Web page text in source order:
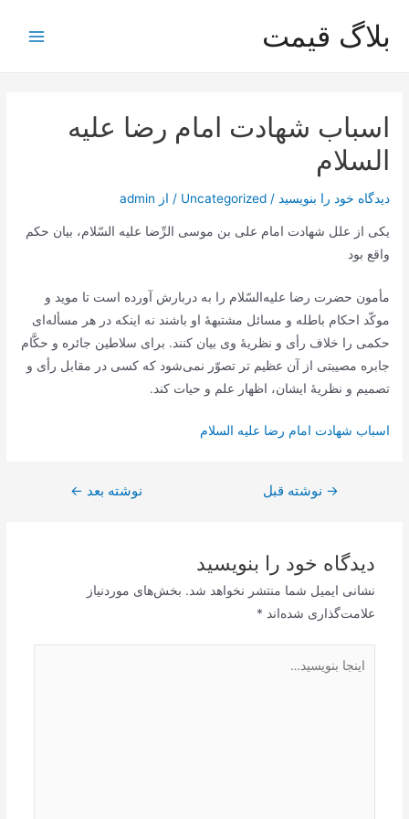
محتوا
بلاگ قیمت
اسباب شهادت امام رضا علیه
السلام
دیدگاه‌ خود را بنویسید /
Uncategorized / از admin
یكی‌ از علل‌ شهادت‌ امام‌ علی‌ بن‌ موسی‌ الرِّضا علیه ‌السّلام، بیان‌ حكم‌
واقع‌ بود
مأمون‌ حضرت‌ رضا علیه‌السّلام را به‌ دربارش‌ آورده‌ است‌ تا موید و
موكّد احكام‌ باطله‌ و مسائل‌ مشتبهۀ او باشند نه‌ اینكه‌ در هر مسأله‌ای‌
حكمی‌ را خلاف‌ رأی‌ و نظریۀ وی‌ بیان‌ كنند. برای‌ سلاطین‌ جائره‌ و حكَّام‌
جابره‌ مصیبتی‌ از آن‌ عظیم تر تصوّر نمی‌شود كه‌ كسی‌ در مقابل‌ رأی‌ و
تصمیم‌ و نظریۀ ایشان‌، اظهار علم‌ و حیات‌ كند.
اسباب شهادت امام رضا علیه السلام
راهبری
→ نوشته قبل نوشته بعد ←
دیدگاه‌ خود را بنویسید
نشانی ایمیل شما منتشر نخواهد شد. بخش‌های موردنیاز
علامت‌گذاری شده‌اند *
بنویسید…